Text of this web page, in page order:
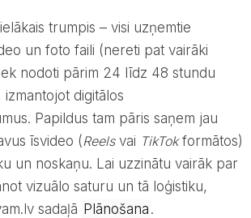
un foto faili (nereti pat vairāki
nodoti pārim 24 līdz 48 stundu
izmantojot digitālos
Papildus tam pāris saņem jau
īsvideo (Reelsvai TikTokformātos)
un noskaņu. Lai uzzinātu vairāk par
vizuālo saturu un tā loģistiku,
sadaļā Plānošana .